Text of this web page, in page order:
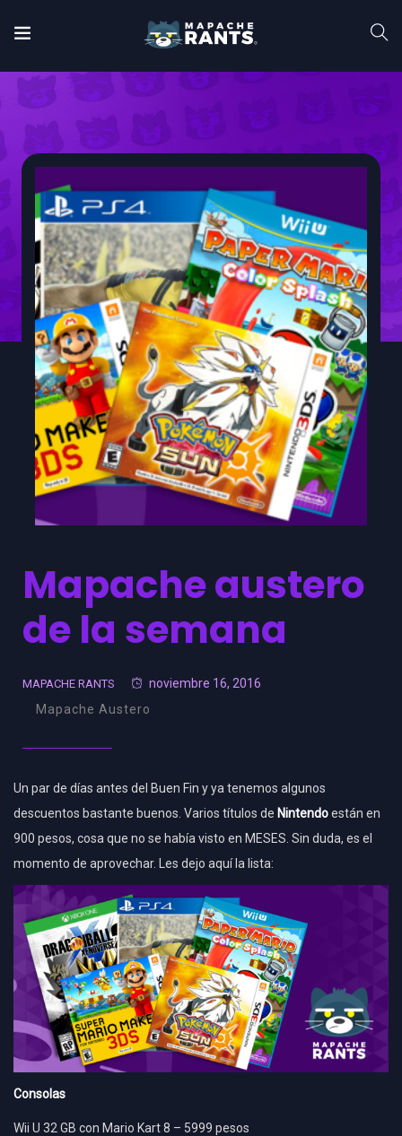
Mapache austero
de la semana
MAPACHE RANTS
noviembre 16, 2016
Mapache Austero
Un par de días antes del Buen Fin y ya tenemos algunos
descuentos bastante buenos. Varios títulos de Nintendoestán en
900 pesos, cosa que no se había visto en MESES. Sin duda, es el
momento de aprovechar. Les dejo aquí la lista:
Consolas
Wii U 32 GB con Mario Kart 8 – 5999 pesos